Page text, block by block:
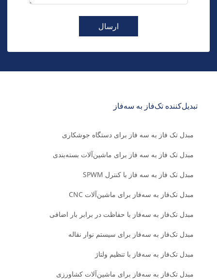
ارسال
تبدیل‌کننده تک‌فاز به سه‌فاز
مبدل تک فاز به سه فاز برای دستگاه جوشکاری
مبدل تک فاز به سه فاز برای ماشین‌آلات بسته‌بندی
مبدل تک فاز به سه فاز با کنترل SPWM
مبدل تک‌فاز به سه‌فاز برای ماشین‌آلات CNC
مبدل تک‌فاز به سه‌فاز با حفاظت در برابر بار اضافی
مبدل تک‌فاز به سه‌فاز برای سیستم نوار نقاله
مبدل تک‌فاز به سه‌فاز با تنظیم ولتاژ
مبدل تک‌فاز به سه‌فاز برای ماشین‌آلات کشاورزی